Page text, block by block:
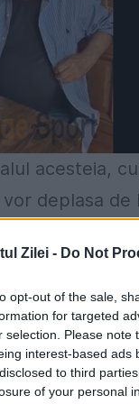
Zilei - Do Not
opt-out of the sale,
for targeted
selection. Please
interest-based ads
to third
of your personal
acesteia,
deplasa
va fi
a zece ani